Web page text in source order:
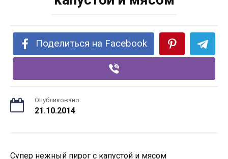
Поделиться на Facebook
Опубликовано
21.10.2014
Супер нежный пирог с капустой и мясом